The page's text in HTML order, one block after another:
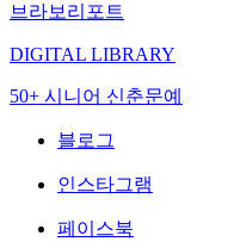
브라보리포트
DIGITAL LIBRARY
50+ 시니어 신춘문예
블로그
인스타그램
페이스북